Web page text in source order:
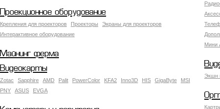
Мини
Проекционное оборудование
Крепления для проекторов Проекторы
Экраны для проекторов
Интерактивное оборудование
Майнинг ферма
Экшн
Видеокарты
Zotac Sapphire AMD Palit PowerColor KFA2 Inno3D HIS GigaByte
MSI
PNY
ASUS EVGA